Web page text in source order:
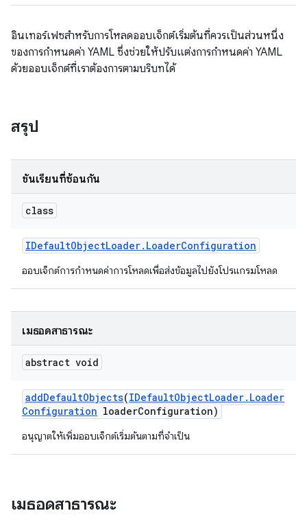
อินเทอร์เฟซสำหรับการโหลดออบเจ็กต์เริ่มต้นที่ควรเป็นส่วนหนึ่ง
ของการกำหนดค่า YAML ซึ่งช่วยให้ปรับแต่งการกําหนดค่า YAML
ด้วยออบเจ็กต์ที่เราต้องการตามบริบทได้
สรุป
ชั้นเรียนที่ซ้อนกัน
class
IDefaultObjectLoader. LoaderConfiguration
ออบเจ็กต์การกําหนดค่าการโหลดเพื่อส่งข้อมูลไปยังโปรแกรมโหลด
เมธอดสาธารณะ
abstract void
addDefaultObjects(IDefaultObjectLoader. Loader
Configuration loaderConfiguration)
อนุญาตให้เพิ่มออบเจ็กต์เริ่มต้นตามที่จำเป็น
เมธอดสาธารณะ